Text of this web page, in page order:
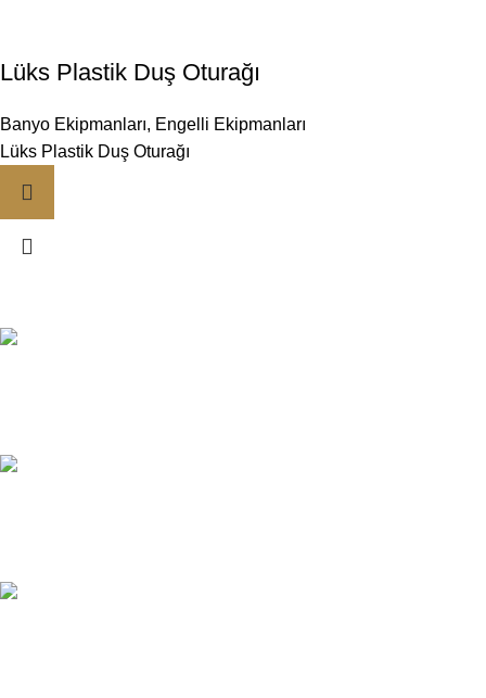
Lüks Plastik Duş Oturağı
Banyo Ekipmanları, Engelli Ekipmanları
Lüks Plastik Duş Oturağı